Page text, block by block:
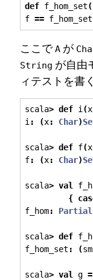
def f_hom_set(
f ==
ここでAが
String が自由
ィテストを書
scala> def i (x
i : (x: Char)
scala> def f(x
f: (x: Char)
scala> val
{
f_hom:
scala> def
f_hom_set : (
scala> val g =